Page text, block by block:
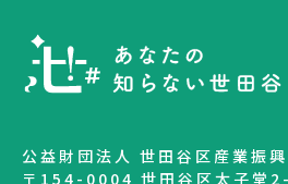
公益財団法人 世田谷区産業振
〒154-0004 世田谷区太子堂